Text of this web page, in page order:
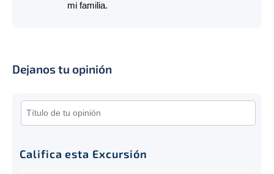
mi familia.
Dejanos tu opinión
Califica esta Excursión